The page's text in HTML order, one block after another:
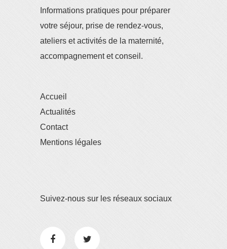
Informations pratiques pour préparer
votre séjour, prise de rendez-vous,
ateliers et activités de la maternité,
accompagnement et conseil.
Accueil
Actualités
Contact
Mentions légales
Suivez-nous sur les réseaux sociaux